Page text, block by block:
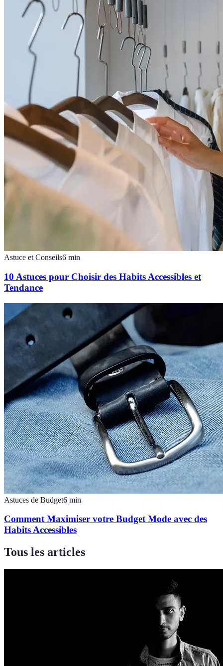
Astuce et Conseils6 min
10 Astuces pour Choisir des Habits Accessibles et
Tendance
Astuces de Budget6 min
Comment Maximiser votre Budget Mode avec des
Habits Accessibles
Tous les articles